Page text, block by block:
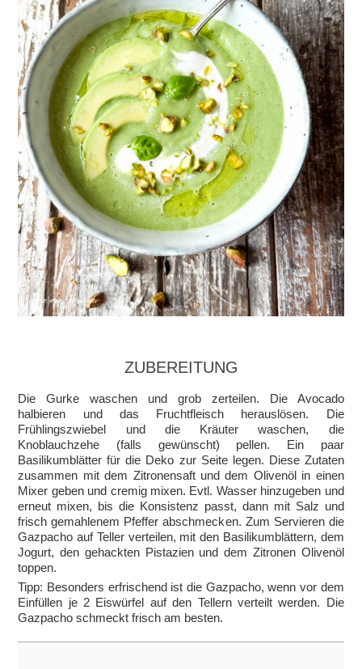
ZUBEREITUNG
Die Gurke waschen und grob zerteilen. Die Avocado
halbieren und das Fruchtfleisch herauslösen. Die
Frühlingszwiebel und die Kräuter waschen, die
Knoblauchzehe (falls gewünscht) pellen. Ein paar
Basilikumblätter für die Deko zur Seite legen. Diese Zutaten
zusammen mit dem Zitronensaft und dem Olivenöl in einen
Mixer geben und cremig mixen. Evtl. Wasser hinzugeben und
erneut mixen, bis die Konsistenz passt, dann mit Salz und
frisch gemahlenem Pfeffer abschmecken. Zum Servieren die
Gazpacho auf Teller verteilen, mit den Basilikumblättern, dem
Jogurt, den gehackten Pistazien und dem Zitronen Olivenöl
toppen.
Tipp: Besonders erfrischend ist die Gazpacho, wenn vor dem
Einfüllen je 2 Eiswürfel auf den Tellern verteilt werden. Die
Gazpacho schmeckt frisch am besten.